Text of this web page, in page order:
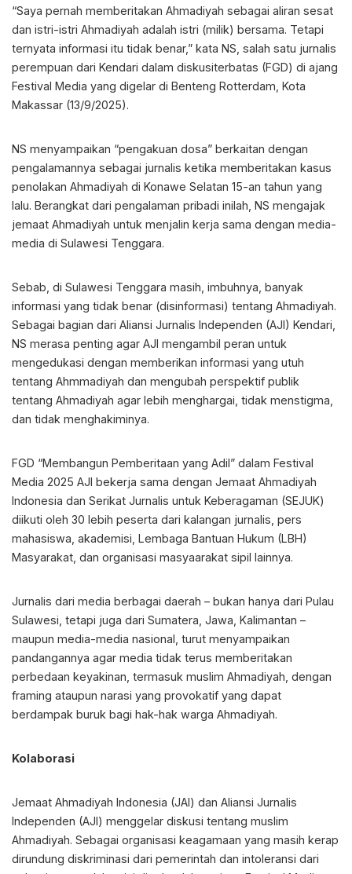
“Saya pernah memberitakan Ahmadiyah sebagai aliran sesat
dan istri-istri Ahmadiyah adalah istri (milik) bersama. Tetapi
ternyata informasi itu tidak benar,” kata NS, salah satu jurnalis
perempuan dari Kendari dalam diskusiterbatas (FGD) di ajang
Festival Media yang digelar di Benteng Rotterdam, Kota
Makassar (13/9/2025).
NS menyampaikan “pengakuan dosa” berkaitan dengan
pengalamannya sebagai jurnalis ketika memberitakan kasus
penolakan Ahmadiyah di Konawe Selatan 15-an tahun yang
lalu. Berangkat dari pengalaman pribadi inilah, NS mengajak
jemaat Ahmadiyah untuk menjalin kerja sama dengan media-
media di Sulawesi Tenggara.
Sebab, di Sulawesi Tenggara masih, imbuhnya, banyak
informasi yang tidak benar (disinformasi) tentang Ahmadiyah.
Sebagai bagian dari Aliansi Jurnalis Independen (AJI) Kendari,
NS merasa penting agar AJI mengambil peran untuk
mengedukasi dengan memberikan informasi yang utuh
tentang Ahmmadiyah dan mengubah perspektif publik
tentang Ahmadiyah agar lebih menghargai, tidak menstigma,
dan tidak menghakiminya.
FGD “Membangun Pemberitaan yang Adil” dalam Festival
Media 2025 AJI bekerja sama dengan Jemaat Ahmadiyah
Indonesia dan Serikat Jurnalis untuk Keberagaman (SEJUK)
diikuti oleh 30 lebih peserta dari kalangan jurnalis, pers
mahasiswa, akademisi, Lembaga Bantuan Hukum (LBH)
Masyarakat, dan organisasi masyaarakat sipil lainnya.
Jurnalis dari media berbagai daerah – bukan hanya dari Pulau
Sulawesi, tetapi juga dari Sumatera, Jawa, Kalimantan –
maupun media-media nasional, turut menyampaikan
pandangannya agar media tidak terus memberitakan
perbedaan keyakinan, termasuk muslim Ahmadiyah, dengan
framing ataupun narasi yang provokatif yang dapat
berdampak buruk bagi hak-hak warga Ahmadiyah.
Kolaborasi
Jemaat Ahmadiyah Indonesia (JAI) dan Aliansi Jurnalis
Independen (AJI) menggelar diskusi tentang muslim
Ahmadiyah. Sebagai organisasi keagamaan yang masih kerap
dirundung diskriminasi dari pemerintah dan intoleransi dari